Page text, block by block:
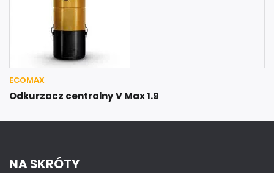
ECOMAX
Odkurzacz centralny V Max 1.9
NA SKRÓTY